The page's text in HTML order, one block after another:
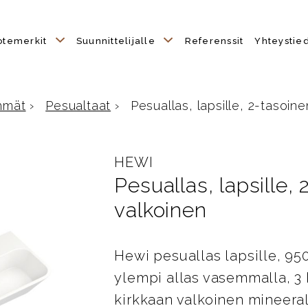
Suunnittelijalle Referenssit
› Pesualtaat › Pesuallas, lapsille, 2-
HEWI
Pesuallas, lapsille,
valkoinen
Hewi pesuallas lapsille,
ylempi allas vasemmalla,
kirkkaan valkoinen